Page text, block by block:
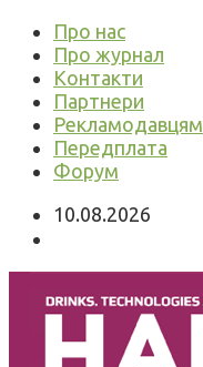
Про нас
Про журнал
Контакти
Партнери
Рекламодавцям
Передплата
Форум
10.08.2026